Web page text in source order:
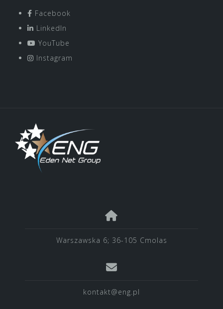
Facebook
LinkedIn
YouTube
Instagram
Warszawska 6; 36-105 Cmolas
kontakt@eng.pl